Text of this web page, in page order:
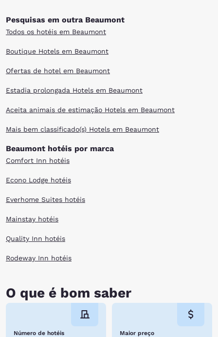
Pesquisas em outra Beaumont
Todos os hotéis em Beaumont
Boutique Hotels em Beaumont
Ofertas de hotel em Beaumont
Estadia prolongada Hotels em Beaumont
Aceita animais de estimação Hotels em Beaumont
Mais bem classificado(s) Hotels em Beaumont
Beaumont hotéis por marca
Comfort Inn hotéis
Econo Lodge hotéis
Everhome Suites hotéis
Mainstay hotéis
Quality Inn hotéis
Rodeway Inn hotéis
O que é bom saber
Número de hotéis Maior preço